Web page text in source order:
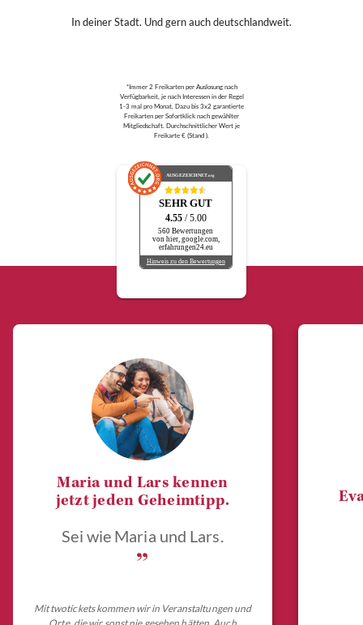
In deiner Stadt. Und gern auch deutschlandweit.
*Immer 2 Freikarten per Auslosung nach
Verfügbarkeit, je nach Interessen in der Regel
1-3 mal pro Monat. Dazu bis 3x2 garantierte
Freikarten per Sofortklick nach gewählter
Mitgliedschaft. Durchschnittlicher Wert je
Freikarte € (Stand ).
AUSGEZEICHNET.org
SEHR GUT
4.55 / 5.00
560 Bewertungen
von hier, google.com,
erfahrungen24.eu
Hinweis zu den Bewertungen
Maria und Lars kennen
jetzt jeden Geheimtipp.
Sei wie Maria und Lars.
„
Mit twotickets kommen wir in Veranstaltungen und